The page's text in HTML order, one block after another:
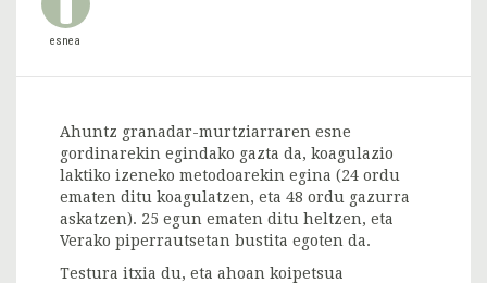
esnea
Ahuntz granadar-murtziarraren esne
gordinarekin egindako gazta da, koagulazio
laktiko izeneko metodoarekin egina (24 ordu
ematen ditu koagulatzen, eta 48 ordu gazurra
askatzen). 25 egun ematen ditu heltzen, eta
Verako piperrautsetan bustita egoten da.
Testura itxia du, eta ahoan koipetsua